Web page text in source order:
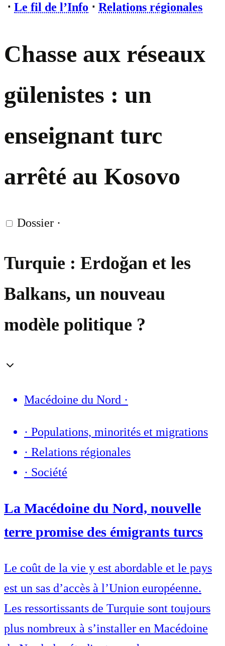
⋅ Le fil de l’Info ⋅ Relations régionales
Chasse aux réseaux
gülenistes : un
enseignant turc
arrêté au Kosovo
Dossier ·
Turquie : Erdoğan et les
Balkans, un nouveau
modèle politique ?
Macédoine du Nord ·
· Populations, minorités et migrations
· Relations régionales
· Société
La Macédoine du Nord, nouvelle
terre promise des émigrants turcs
Le coût de la vie y est abordable et le pays
est un sas d’accès à l’Union européenne.
Les ressortissants de Turquie sont toujours
plus nombreux à s’installer en Macédoine